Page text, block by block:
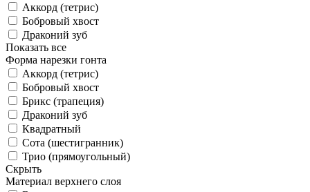
Аккорд (тетрис)
Бобровый хвост
Драконий зуб
Показать все
Форма нарезки гонта
Аккорд (тетрис)
Бобровый хвост
Брикс (трапеция)
Драконий зуб
Квадратный
Сота (шестигранник)
Трио (прямоугольный)
Скрыть
Материал верхнего слоя